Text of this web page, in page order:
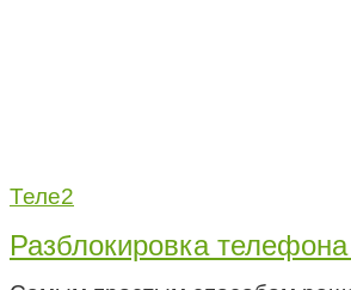
Теле2
Разблокировка